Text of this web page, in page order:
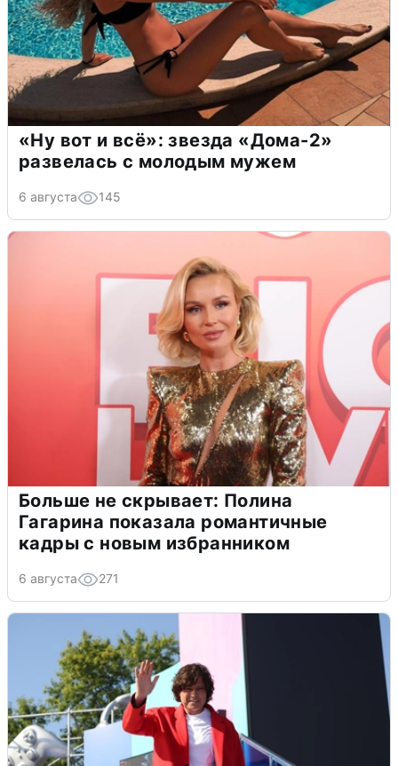
«Ну вот и всё»: звезда «Дома-2»
развелась с молодым мужем
6 августа 145
Больше не скрывает: Полина
Гагарина показала романтичные
кадры с новым избранником
6 августа 271